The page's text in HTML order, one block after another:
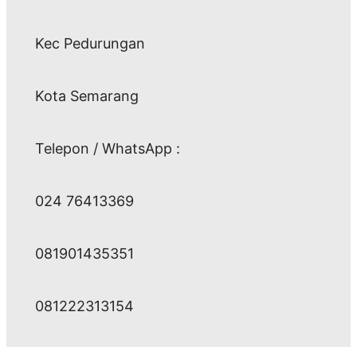
Kec Pedurungan
Kota Semarang
Telepon / WhatsApp :
024 76413369
081901435351
081222313154